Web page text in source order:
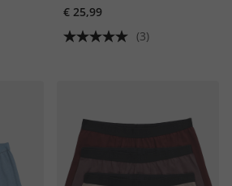
€ 25,99
(3)